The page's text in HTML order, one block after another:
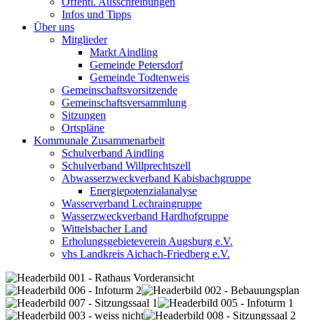
Infos und Tipps
Über uns
Mitglieder
Markt Aindling
Gemeinde Petersdorf
Gemeinde Todtenweis
Gemeinschaftsvorsitzende
Gemeinschaftsversammlung
Sitzungen
Ortspläne
Kommunale Zusammenarbeit
Schulverband Aindling
Schulverband Willprechtszell
Abwasserzweckverband Kabisbachgruppe
Energiepotenzialanalyse
Wasserverband Lechraingruppe
Wasserzweckverband Hardhofgruppe
Wittelsbacher Land
Erholungsgebieteverein Augsburg e.V.
vhs Landkreis Aichach-Friedberg e.V.